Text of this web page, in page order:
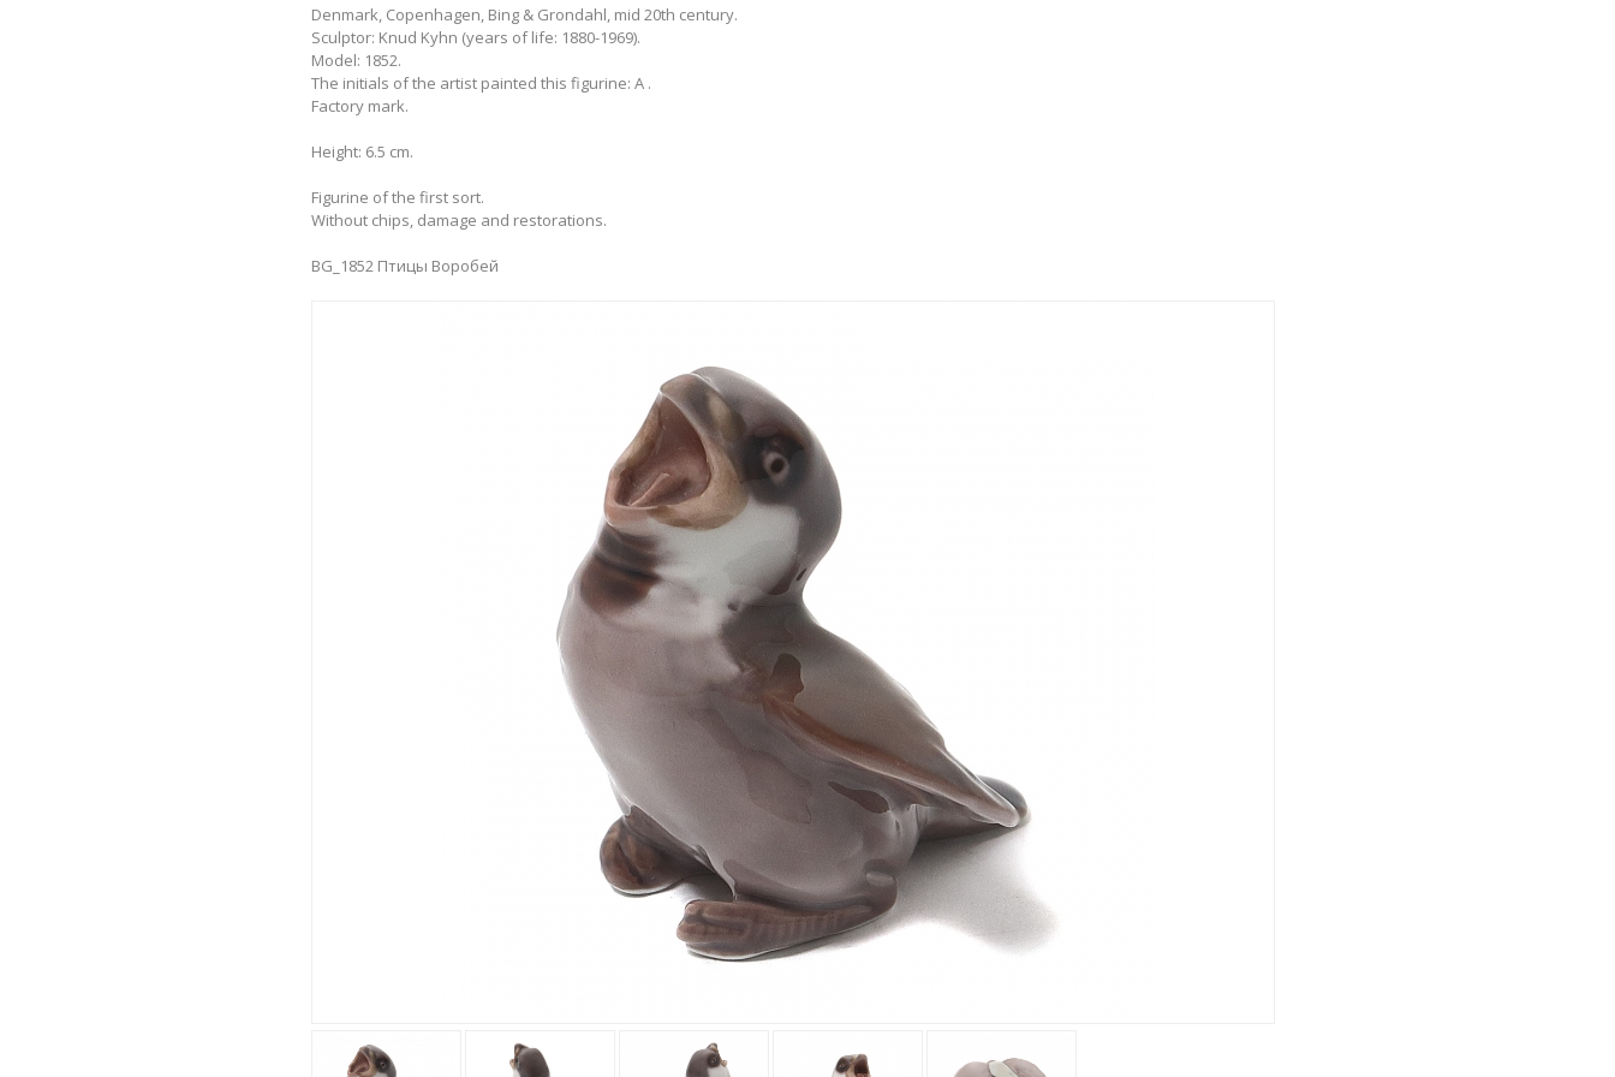
Denmark, Copenhagen, Bing & Grondahl, mid 20th century.
Sculptor: Knud Kyhn (years of life: 1880-1969).
Model: 1852.
The initials of the artist painted this figurine: A .
Factory mark.
Height: 6.5 cm.
Figurine of the first sort.
Without chips, damage and restorations.
BG_1852 Птицы Воробей